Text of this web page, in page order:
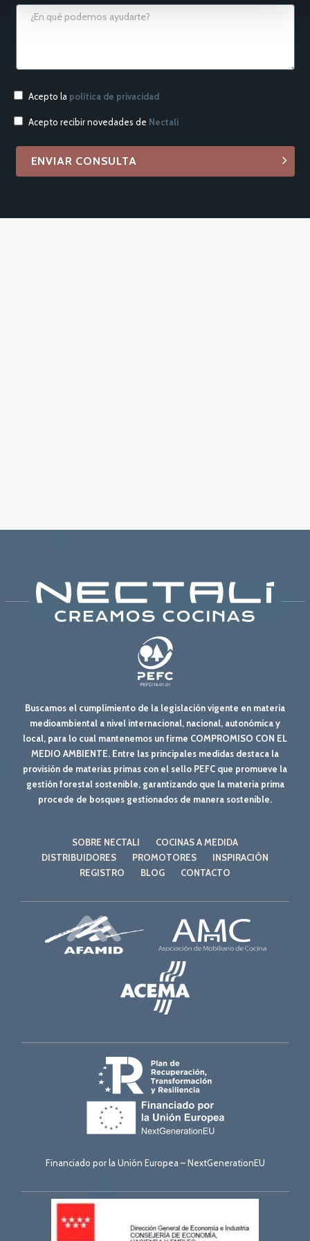
Acepto la política de privacidad
Acepto recibir novedades de Nectali
Buscamos el cumplimiento de la legislación vigente en materia
medioambiental a nivel internacional, nacional, autonómica y
local, para lo cual mantenemos un firme COMPROMISO CON EL
MEDIO AMBIENTE. Entre las principales medidas destaca la
provisión de materias primas con el sello PEFC que promueve la
gestión forestal sostenible, garantizando que la materia prima
procede de bosques gestionados de manera sostenible.
SOBRE NECTALI
COCINAS A MEDIDA
DISTRIBUIDORES
PROMOTORES
INSPIRACIÓN
REGISTRO
BLOG CONTACTO
Financiado por la Unión Europea – NextGenerationEU